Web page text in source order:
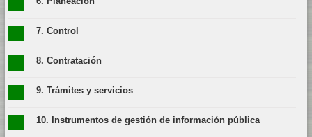
7. Control
8. Contratación
9. Trámites y servicios
10. Instrumentos de gestión de información pública